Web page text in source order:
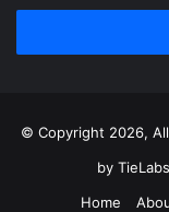
Email
© Copyright 2026,
by TieLabs
Home